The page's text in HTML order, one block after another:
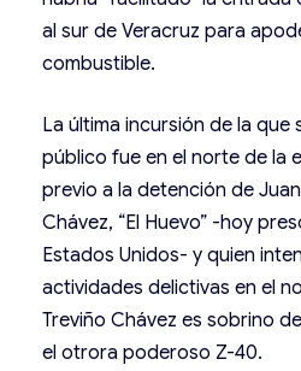
al sur de Veracruz para
combustible.
La última incursión de la que
público fue en el norte de la
previo a la detención de
Chávez, “El Huevo” -hoy
Estados Unidos- y quien
actividades delictivas en el
Treviño Chávez es sobrino
el otrora poderoso Z-40.